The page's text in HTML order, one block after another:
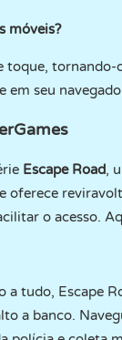
móveis?
toque,
em seu
Escape Road,
oferece
o acesso.
a tudo, Escape
a banco.